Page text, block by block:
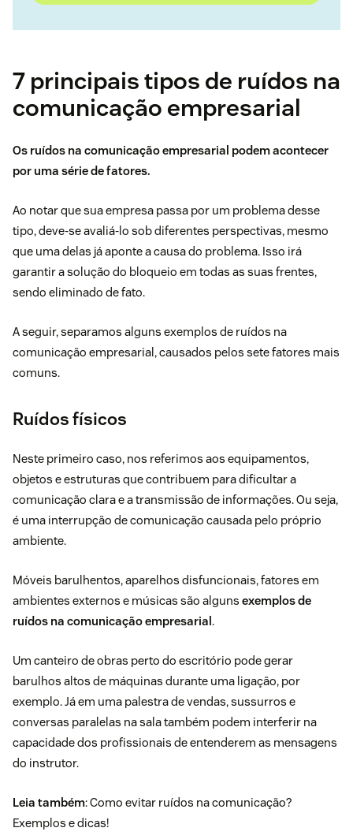
7 principais tipos de ruídos na
comunicação empresarial
Os ruídos na comunicação empresarial podem acontecer
por uma série de fatores.
Ao notar que sua empresa passa por um problema desse
tipo, deve-se avaliá-lo sob diferentes perspectivas, mesmo
que uma delas já aponte a causa do problema. Isso irá
garantir a solução do bloqueio em todas as suas frentes,
sendo eliminado de fato.
A seguir, separamos alguns exemplos de ruídos na
comunicação empresarial, causados pelos sete fatores mais
comuns.
Ruídos físicos
Neste primeiro caso, nos referimos aos equipamentos,
objetos e estruturas que contribuem para dificultar a
comunicação clara e a transmissão de informações. Ou seja,
é uma interrupção de comunicação causada pelo próprio
ambiente.
Móveis barulhentos, aparelhos disfuncionais, fatores em
ambientes externos e músicas são alguns exemplos de
ruídos na comunicação empresarial .
Um canteiro de obras perto do escritório pode gerar
barulhos altos de máquinas durante uma ligação, por
exemplo. Já em uma palestra de vendas, sussurros e
conversas paralelas na sala também podem interferir na
capacidade dos profissionais de entenderem as mensagens
do instrutor.
Leia também:Como evitar ruídos na comunicação?
Exemplos e dicas!